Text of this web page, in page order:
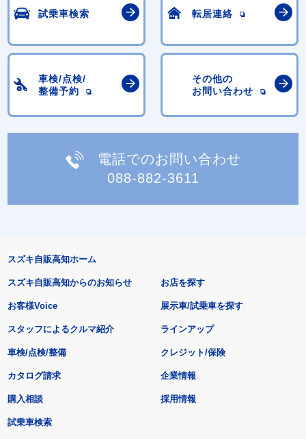
試乗車検索 転居連絡
車検/点検/
整備予約
その他の
お問い合わせ
電話でのお問い合わせ
088-882-3611
スズキ自販高知ホーム
スズキ自販高知からのお知らせ
お客様Voice
スタッフによるクルマ紹介
お店を探す
展示車/試乗車を探す
ラインアップ
車検/点検/整備 クレジット/保険
カタログ請求
購入相談
試乗車検索
企業情報
採用情報